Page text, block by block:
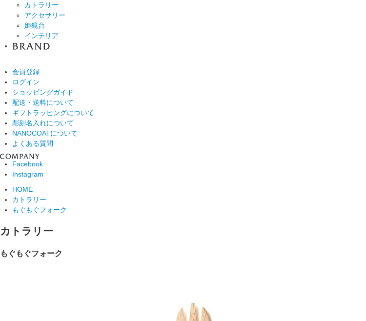
カトラリー
アクセサリー
姫鏡台
インテリア
会員登録
ログイン
ショッピングガイド
配送・送料について
ギフトラッピングについて
彫刻名入れについて
NANOCOATについて
よくある質問
Facebook
Instagram
HOME
カトラリー
もぐもぐフォーク
カトラリー
もぐもぐフォーク